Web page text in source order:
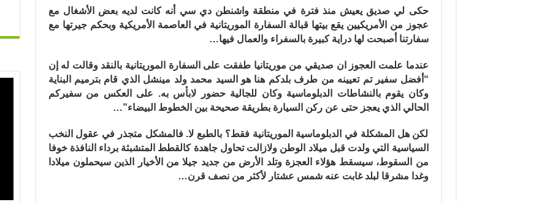
حكى لي صديق يعيش منذ فترة في منطقة واشنطن دي سي أنه كانت لديه بعض الأشغال مع
عجوز من الأمريكيين يقع بيتها قبالة السفارة الموريتانية في العاصمة الأمريكية وبحكم جيرتها مع
سفارتنا أصبحت لها دراية كبيرة بالسفراء والعمال فيها…
عندما علمت العجوز ان صديقي من موريتانيا طفقت على السفارة الموريتانية بالنقد وقالت له إن
“أفضل سفير تم تعيينه من طرف بلدكم هنا هو السيد محمد ولد مينشل الذي قام بترميم البناية
وكان يقوم بالنشاطات الدبلوماسية وكان للجالية حضور لابأس به. على العكس من سفيركم
الحالي الذي يعجز حتى عن ركن السيارة بطريقة صحيحة بين الخطوط البيضاء”…
لكن هل المشكلة في الدبلوماسية الموريتانية فقط؟ بالطبع لا. فالمشكل متجذر في عقول النخب
السياسية التي ولدت قبل ميلاد الوطن ولازالت تحاول جاهدة كالقطط المتشبثة برداء النافذة خوفا
من السقوط، سيسقط هؤلاء العجزة وتلد الأرض من جديد جيلا من الأخيار الذين سيحملون ميلادا
وغدا مشرقا لبلد غابت عنه شمس عشتار لأكثر من نصف قرن…